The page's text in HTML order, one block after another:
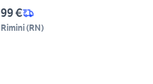
99 €
Rimini(RN)